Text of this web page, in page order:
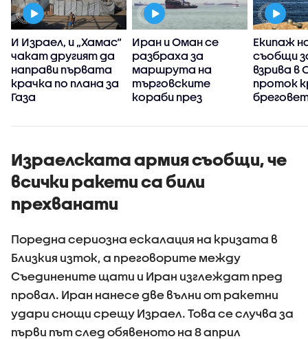
И Израел, и „Хамас“
чакат другият да
направи първата
крачка по плана за
Газа
Иран и Оман се
разбраха за
маршрута на
търговските
кораби през
Екипаж
съобщи
взрива в
проток
Израелската армия съобщи, че
всички ракети са били
прехванати
Поредна сериозна ескалация на кризата в
Близкия изток, а преговорите между
Съединените щати и Иран изглеждат пред
провал. Иран нанесе две вълни от ракетни
удари снощи срещу Израел. Това се случва за
първи път след обявеното на 8 април